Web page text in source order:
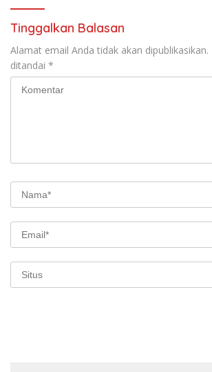
Tinggalkan Balasan
Alamat email Anda tidak akan dipublikasikan.
ditandai *